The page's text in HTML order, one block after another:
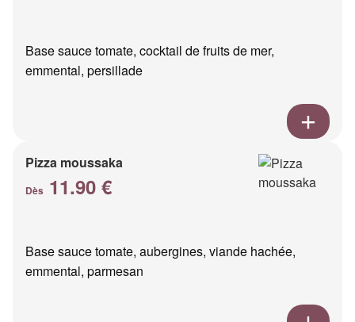
Base sauce tomate, cocktail de fruits de mer,
emmental, persillade
Pizza moussaka
Dès 11.90 €
Base sauce tomate, aubergines, viande hachée,
emmental, parmesan